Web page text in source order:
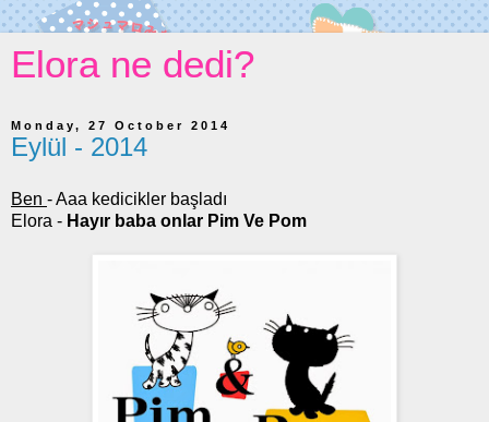
Elora ne dedi?
Monday, 27 October 2014
Eylül - 2014
Ben - Aaa kedicikler başladı
Elora - Hayır baba onlar Pim Ve Pom